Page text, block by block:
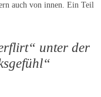
auch von innen. Ein Teil
unter der